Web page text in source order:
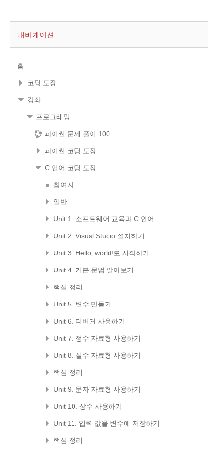
내비게이션
홈
코딩 도장
강좌
프로그래밍
파이썬 문제 풀이 100
파이썬 코딩 도장
C 언어 코딩 도장
참여자
일반
Unit 1. 소프트웨어 교육과 C 언어
Unit 2. Visual Studio 설치하기
Unit 3. Hello, world!로 시작하기
Unit 4. 기본 문법 알아보기
핵심 정리
Unit 5. 변수 만들기
Unit 6. 디버거 사용하기
Unit 7. 정수 자료형 사용하기
Unit 8. 실수 자료형 사용하기
핵심 정리
Unit 9. 문자 자료형 사용하기
Unit 10. 상수 사용하기
Unit 11. 입력 값을 변수에 저장하기
핵심 정리